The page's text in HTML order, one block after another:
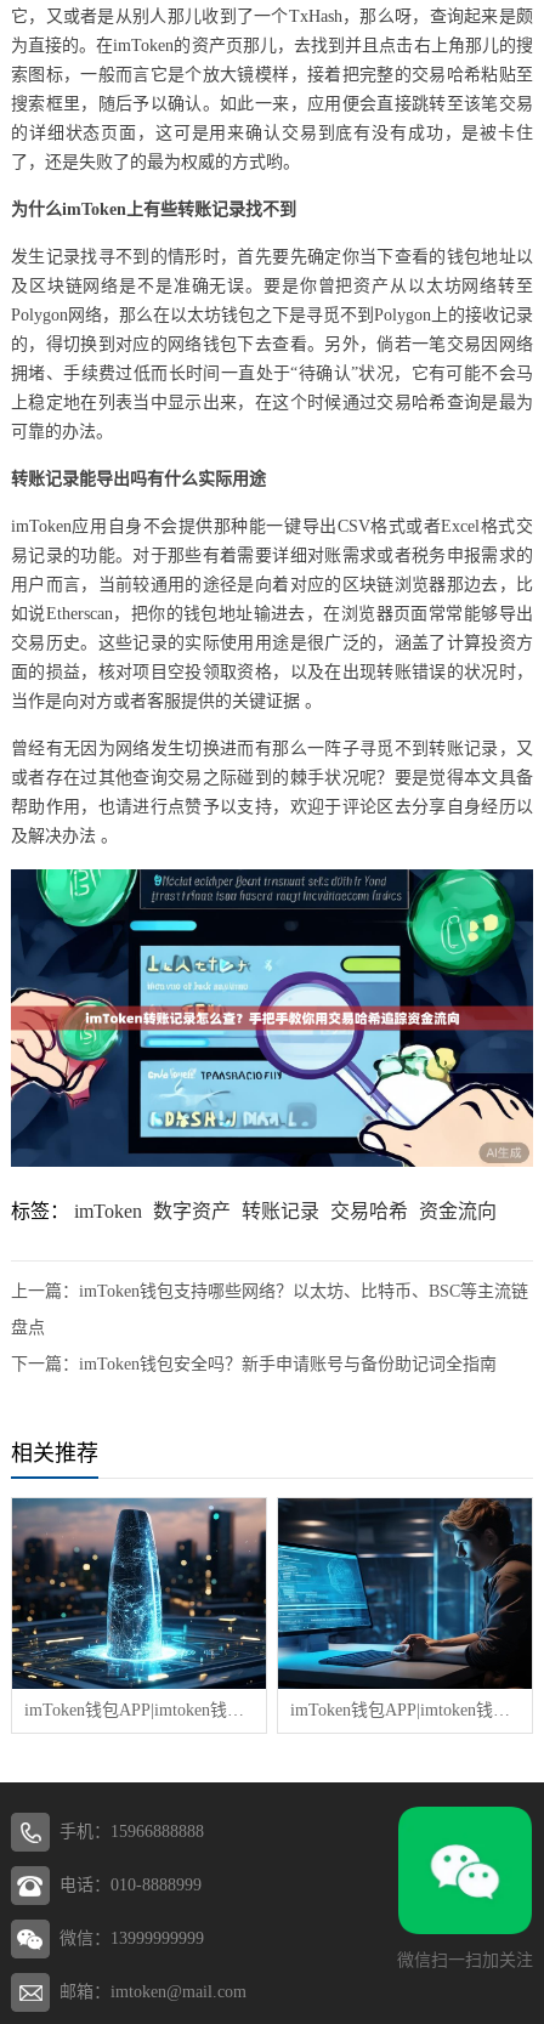
它，又或者是从别人那儿收到了一个TxHash，那么呀，查询起来是颇
为直接的。在imToken的资产页那儿，去找到并且点击右上角那儿的搜
索图标，一般而言它是个放大镜模样，接着把完整的交易哈希粘贴至
搜索框里，随后予以确认。如此一来，应用便会直接跳转至该笔交易
的详细状态页面，这可是用来确认交易到底有没有成功，是被卡住
了，还是失败了的最为权威的方式哟。
为什么imToken上有些转账记录找不到
发生记录找寻不到的情形时，首先要先确定你当下查看的钱包地址以
及区块链网络是不是准确无误。要是你曾把资产从以太坊网络转至
Polygon网络，那么在以太坊钱包之下是寻觅不到Polygon上的接收记录
的，得切换到对应的网络钱包下去查看。另外，倘若一笔交易因网络
拥堵、手续费过低而长时间一直处于“待确认”状况，它有可能不会马
上稳定地在列表当中显示出来，在这个时候通过交易哈希查询是最为
可靠的办法。
转账记录能导出吗有什么实际用途
imToken应用自身不会提供那种能一键导出CSV格式或者Excel格式交
易记录的功能。对于那些有着需要详细对账需求或者税务申报需求的
用户而言，当前较通用的途径是向着对应的区块链浏览器那边去，比
如说Etherscan，把你的钱包地址输进去，在浏览器页面常常能够导出
交易历史。这些记录的实际使用用途是很广泛的，涵盖了计算投资方
面的损益，核对项目空投领取资格，以及在出现转账错误的状况时，
当作是向对方或者客服提供的关键证据 。
曾经有无因为网络发生切换进而有那么一阵子寻觅不到转账记录，又
或者存在过其他查询交易之际碰到的棘手状况呢？要是觉得本文具备
帮助作用，也请进行点赞予以支持，欢迎于评论区去分享自身经历以
及解决办法 。
标签： imToken 数字资产 转账记录 交易哈希 资金流向
上一篇： imToken钱包支持哪些网络？以太坊、比特币、BSC等主流链
盘点
下一篇： imToken钱包安全吗？新手申请账号与备份助记词全指南
相关推荐
微信扫一扫加关注
手机：15966888888
电话：010-8888999
微信：13999999999
邮箱：imtoken@mail.com